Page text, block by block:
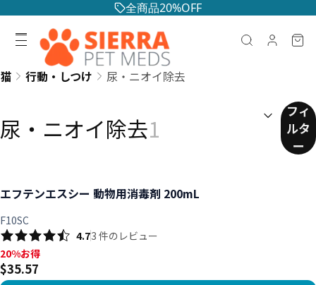
全商品20%OFF
猫 行動・しつけ 尿・ニオイ除去
尿・ニオイ除去1
(任意)
フィ
ルタ
ー
エフテンエスシー 動物用消毒剤 200mL
F10SC
4.73 件のレビュー
20%お得, $35.57
20%お得
$35.57